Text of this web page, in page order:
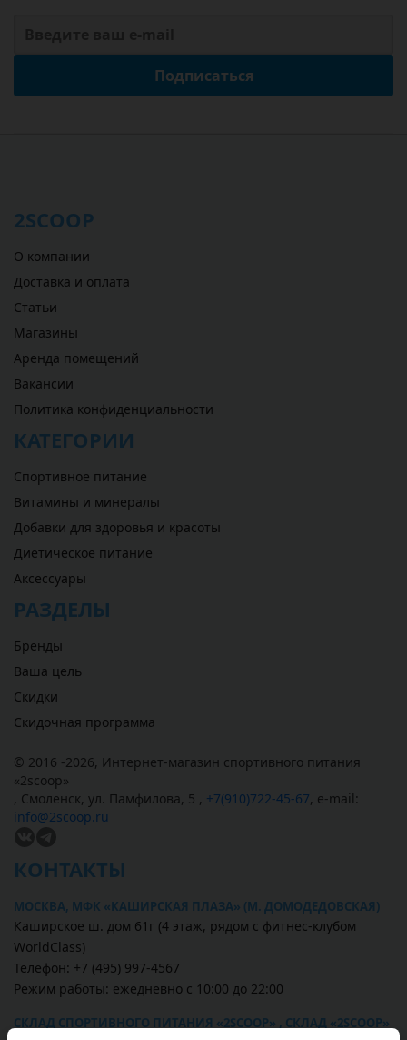
Подписаться
2SCOOP
О компании
Доставка и оплата
Статьи
Магазины
Аренда помещений
Вакансии
Политика конфиденциальности
КАТЕГОРИИ
Спортивное питание
Витамины и минералы
Добавки для здоровья и красоты
Диетическое питание
Аксессуары
РАЗДЕЛЫ
Бренды
Ваша цель
Скидки
Скидочная программа
© 2016 -2026, Интернет-магазин спортивного питания
«2scoop»
, Смоленск, ул. Памфилова, 5 , +7(910)722-45-67, e-mail:
info@2scoop.ru
КОНТАКТЫ
МОСКВА, МФК «КАШИРСКАЯ ПЛАЗА» (М. ДОМОДЕДОВСКАЯ)
Каширское ш. дом 61г (4 этаж, рядом с фитнес-клубом
WorldClass)
Телефон: +7 (495) 997-4567
Режим работы: ежедневно с 10:00 до 22:00
СКЛАД СПОРТИВНОГО ПИТАНИЯ «2SCOOP» , СКЛАД «2SCOOP»